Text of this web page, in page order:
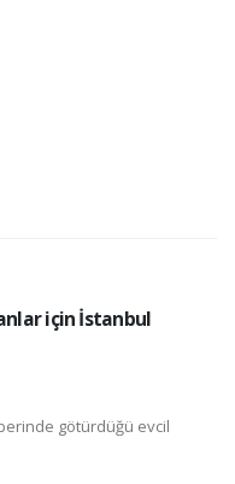
için İstanbul
götürdüğü evcil